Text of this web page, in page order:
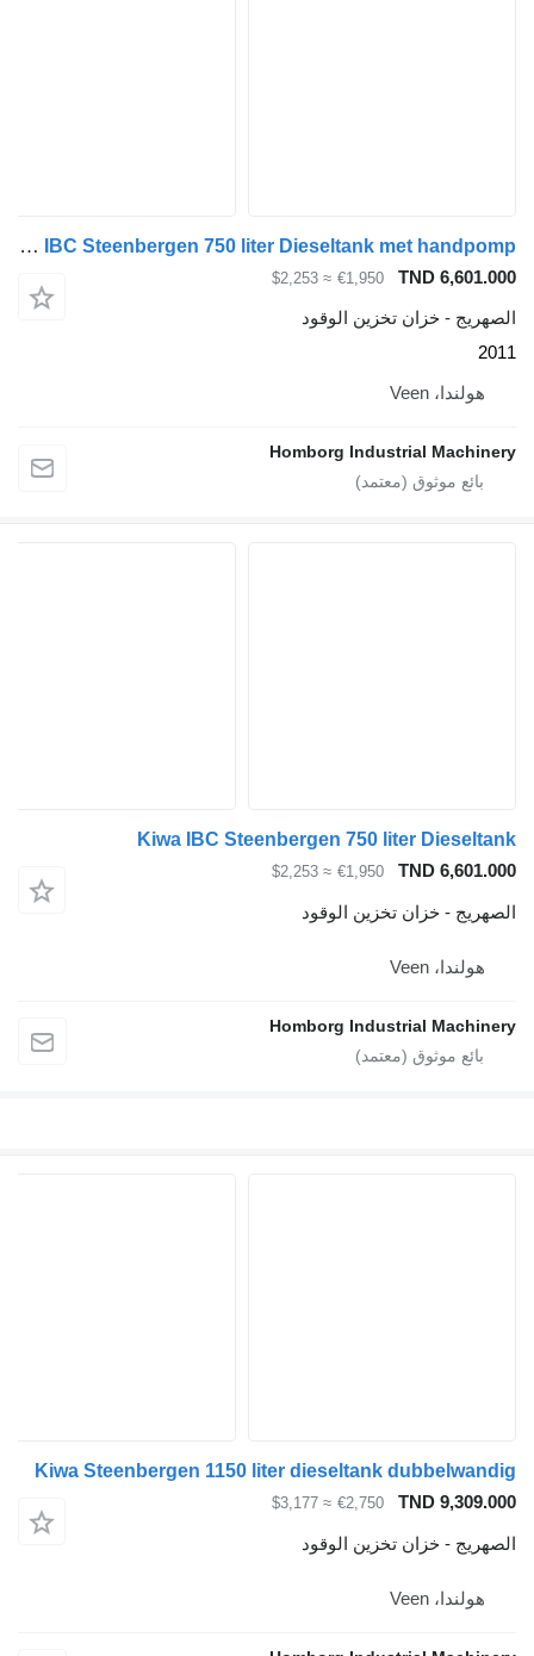
Kiwa IBC Steenbergen 750 liter Dieseltank met handpomp
TND
€1,950
≈ $2,253
تخزين الوقود
Homborg Industrial
Kiwa IBC Steenbergen 750 liter
TND
€1,950
≈ $2,253
تخزين الوقود
Homborg Industrial
Kiwa Steenbergen 1150 liter dieseltank
TND
€2,750
≈ $3,177
تخزين الوقود